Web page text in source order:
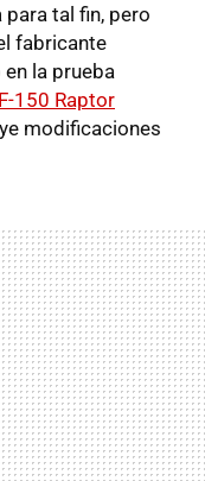
tal fin, pero
fabricante
la prueba
150 Raptor
modificaciones